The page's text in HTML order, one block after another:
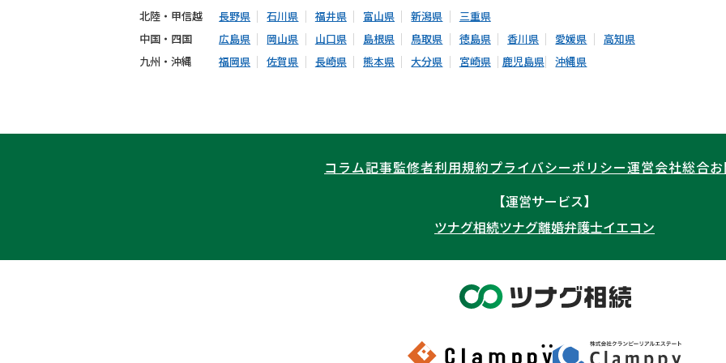
北陸・甲信越
長野県 石川県 福井県 富山県 新潟県
三重県
中国・四国
広島県 岡山県 山口県 島根県 鳥取県 徳島県 香川県 愛媛県
高知県
九州・沖縄
福岡県 佐賀県 長崎県 熊本県 大分県 宮崎県 鹿児島県 沖縄県
コラム記事監修者利用規約プライバシーポリシー運営会社総合
【運営サービス】
ツナグ相続ツナグ離婚弁護士イエコン